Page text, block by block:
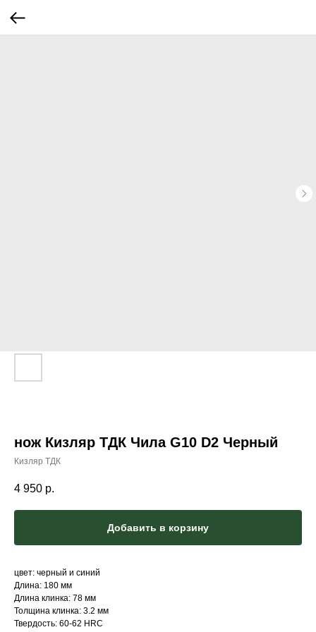
нож Кизляр ТДК Чила G10 D2 Черный
Кизляр ТДК
4 950 р.
Добавить в корзину
цвет: черный и синий
Длина: 180 мм
Длина клинка: 78 мм
Толщина клинка: 3.2 мм
Твердость: 60-62 HRC